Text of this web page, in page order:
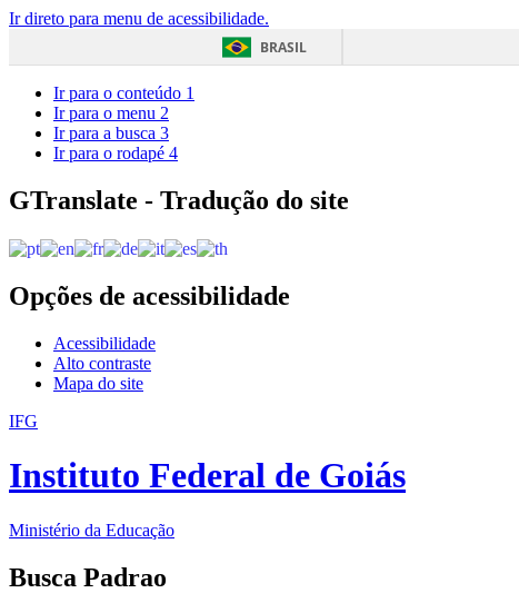
Ir direto para menu de acessibilidade.
BRASIL
Ir para o conteúdo 1
Ir para o menu 2
Ir para a busca 3
Ir para o rodapé 4
GTranslate - Tradução do site
Opções de acessibilidade
Acessibilidade
Alto contraste
Mapa do site
IFG
Instituto Federal de Goiás
Ministério da Educação
Busca Padrao